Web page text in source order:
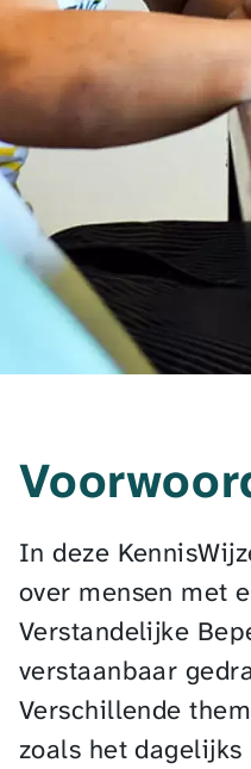
In deze
over mensen met
Verstandelijke
verstaanbaar
Verschillende
zoals het